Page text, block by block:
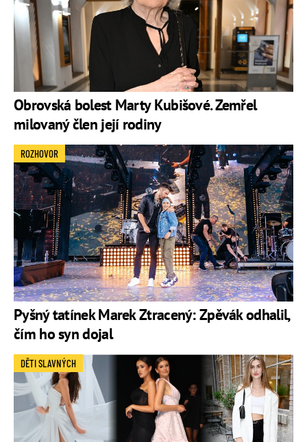
Obrovská bolest Marty Kubišové. Zemřel
milovaný člen její rodiny
Pyšný tatínek Marek Ztracený: Zpěvák odhalil,
čím ho syn dojal
ROZHOVOR
DĚTI SLAVNÝCH